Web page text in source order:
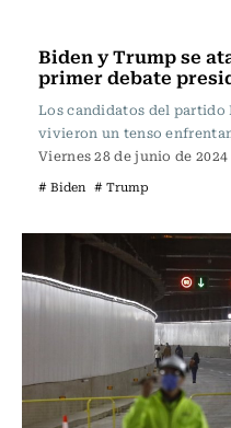
Biden y Trump se
primer debate
Los candidatos del
vivieron un tenso
Viernes 28 de junio de 2024
# Biden # Trump